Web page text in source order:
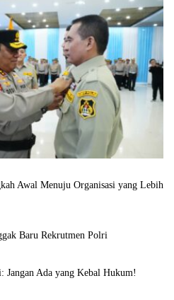
Awal Menuju Organisasi yang Lebih
Baru Rekrutmen Polri
Jangan Ada yang Kebal Hukum!